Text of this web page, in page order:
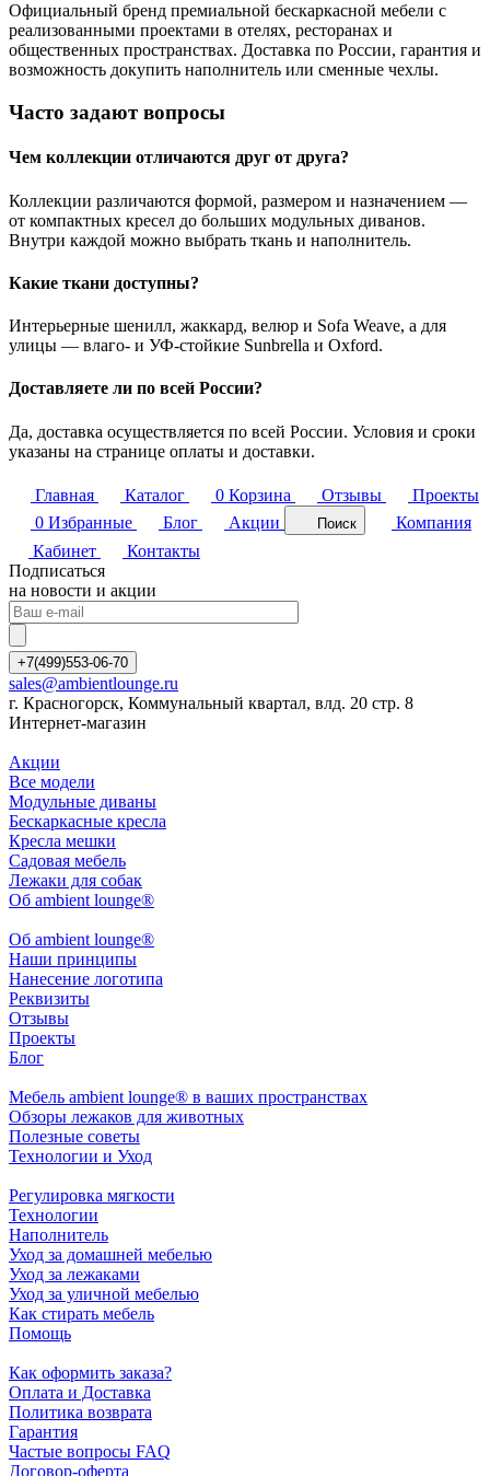
Официальный бренд премиальной бескаркасной мебели с
реализованными проектами в отелях, ресторанах и
общественных пространствах. Доставка по России, гарантия и
возможность докупить наполнитель или сменные чехлы.
Часто задают вопросы
Чем коллекции отличаются друг от друга?
Коллекции различаются формой, размером и назначением —
от компактных кресел до больших модульных диванов.
Внутри каждой можно выбрать ткань и наполнитель.
Какие ткани доступны?
Интерьерные шенилл, жаккард, велюр и Sofa Weave, а для
улицы — влаго- и УФ-стойкие Sunbrella и Oxford.
Доставляете ли по всей России?
Да, доставка осуществляется по всей России. Условия и сроки
указаны на странице оплаты и доставки.
Главная Каталог 0 Корзина Отзывы
Проекты
0 Избранные Блог Акции Поиск
Компания
Кабинет
Контакты
Подписаться
на новости и акции
+7(499)553-06-70
sales@ambientlounge.ru
г. Красногорск, Коммунальный квартал, влд. 20 стр. 8
Интернет-магазин
Акции
Все модели
Модульные диваны
Бескаркасные кресла
Кресла мешки
Садовая мебель
Лежаки для собак
Об ambient lounge®
Oб ambient lounge®
Наши принципы
Нанесение логотипа
Реквизиты
Отзывы
Проекты
Блог
Мебель ambient lounge® в ваших пространствах
Обзоры лежаков для животных
Полезные советы
Технологии и Уход
Регулировка мягкости
Технологии
Наполнитель
Уход за домашней мебелью
Уход за лежаками
Уход за уличной мебелью
Как стирать мебель
Помощь
Как оформить заказа?
Оплата и Доставка
Политика возврата
Гарантия
Частые вопросы FAQ
Договор-оферта